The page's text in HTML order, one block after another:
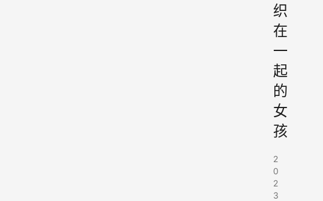
织
在
一
起
的
女
孩
2
0
2
3